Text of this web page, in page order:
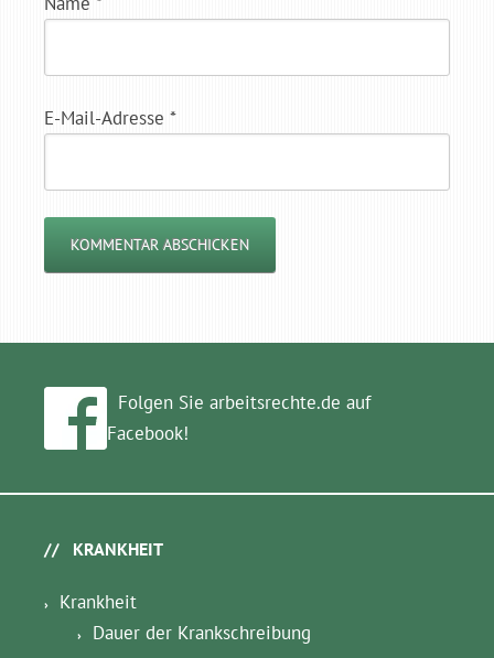
E-Mail-Adresse *
Folgen Sie arbeitsrechte.de auf
Facebook!
KRANKHEIT
Krankheit
Dauer der Krankschreibung